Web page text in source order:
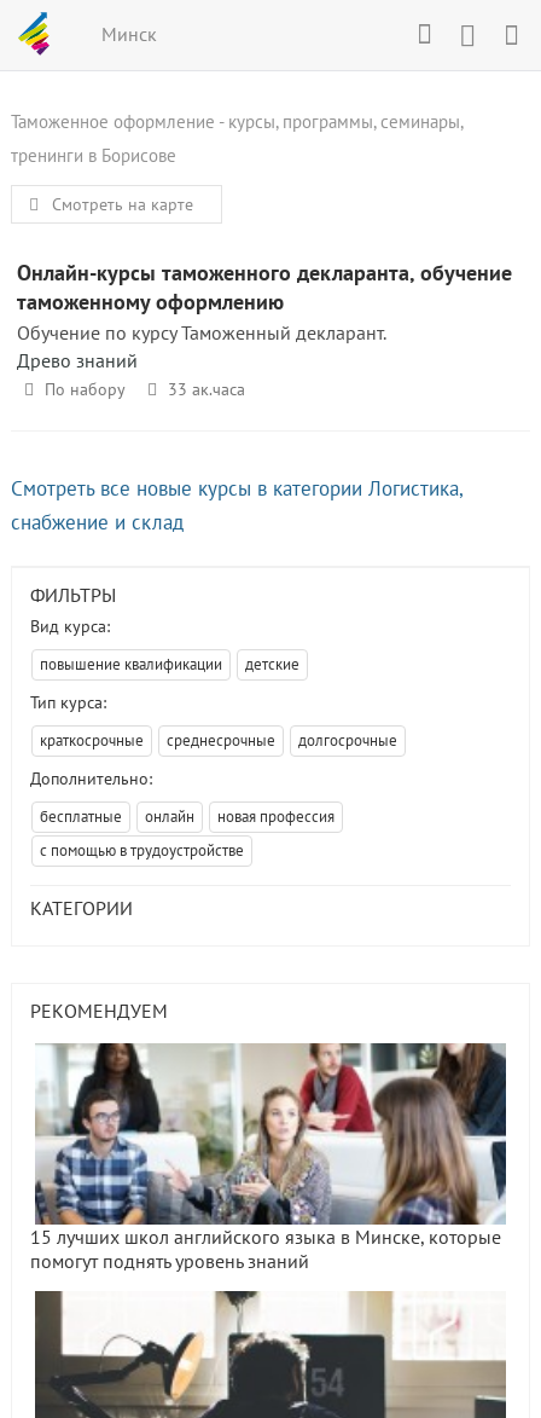
Минск
Таможенное оформление - курсы, программы, семинары,
тренинги в Борисове
Смотреть на карте
Онлайн-курсы таможенного декларанта, обучение
таможенному оформлению
Обучение по курсу Таможенный декларант.
Древо знаний
По набору 33 ак.часа
Смотреть все новые курсы в категории Логистика,
снабжение и склад
ФИЛЬТРЫ
Вид курса:
повышение квалификации детские
Тип курса:
краткосрочные среднесрочные долгосрочные
Дополнительно:
бесплатные онлайн
новая профессия
с помощью в трудоустройстве
КАТЕГОРИИ
РЕКОМЕНДУЕМ
15 лучших школ английского языка в Минске, которые
помогут поднять уровень знаний